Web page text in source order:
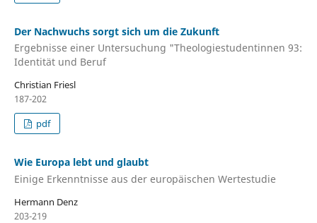
Der Nachwuchs sorgt sich um die Zukunft
Ergebnisse einer Untersuchung "Theologiestudentinnen 93:
Identität und Beruf
Christian Friesl
187-202
pdf
Wie Europa lebt und glaubt
Einige Erkenntnisse aus der europäischen Wertestudie
Hermann Denz
203-219